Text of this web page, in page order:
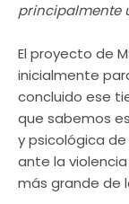
principalmente
El proyecto de
inicialmente
concluido ese
que sabemos
y psicológica
ante la
más grande de